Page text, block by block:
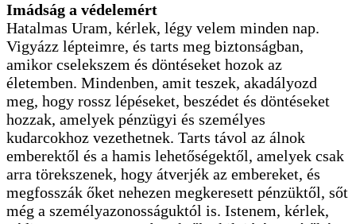
Imádság a védelemért
Hatalmas Uram, kérlek, légy velem minden nap.
Vigyázz lépteimre, és tarts meg biztonságban,
amikor cselekszem és döntéseket hozok az
életemben. Mindenben, amit teszek, akadályozd
meg, hogy rossz lépéseket, beszédet és döntéseket
hozzak, amelyek pénzügyi és személyes
kudarcokhoz vezethetnek. Tarts távol az álnok
emberektől és a hamis lehetőségektől, amelyek csak
arra törekszenek, hogy átverjék az embereket, és
megfosszák őket nehezen megkeresett pénzüktől, sőt
még a személyazonosságuktól is. Istenem, kérlek,